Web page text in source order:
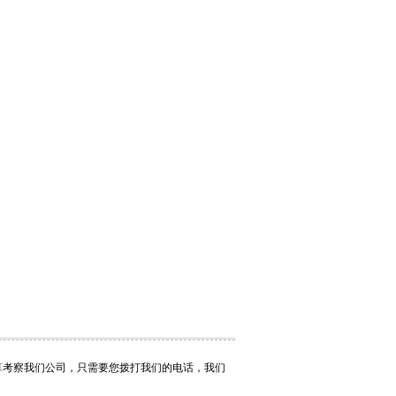
察我们公司，只需要您拨打我们的电话，我们